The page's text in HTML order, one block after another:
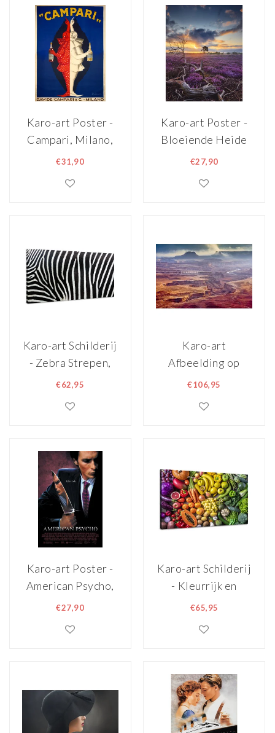
Wanddecoratie
Karo-art Poster -
Campari, Milano,
Poster uit 1921,
verpakt in stevige
€31,90
Karo-art Poster -
Bloeiende Heide
bij Zonsopkomst,
Premium Print
€27,90
Karo-art Schilderij
- Zebra Strepen,
zwart/wit,
€62,95
Karo-art
Afbeelding op
acrylglas - Grand
€106,95
Karo-art Poster -
American Psycho,
2000, Originele
Premium Print,
€27,90
Karo-art Schilderij
- Kleurrijk en
gezond, Groente
Print,
€65,95